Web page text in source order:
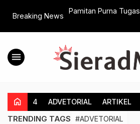
Breaking News
Desa Layak
di Belangwetan
Pamitan Purna
Pujian Atas
menu
home 4 ADVETORIAL ARTIKEL
TRENDING TAGS #ADVETORIAL